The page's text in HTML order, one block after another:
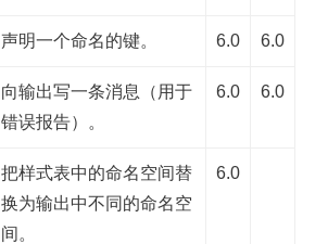
声明一个命名的键。 6.0 6.0
向输出写一条消息（用于
错误报告）。
6.0 6.0
把样式表中的命名空间替
换为输出中不同的命名空
间。
6.0